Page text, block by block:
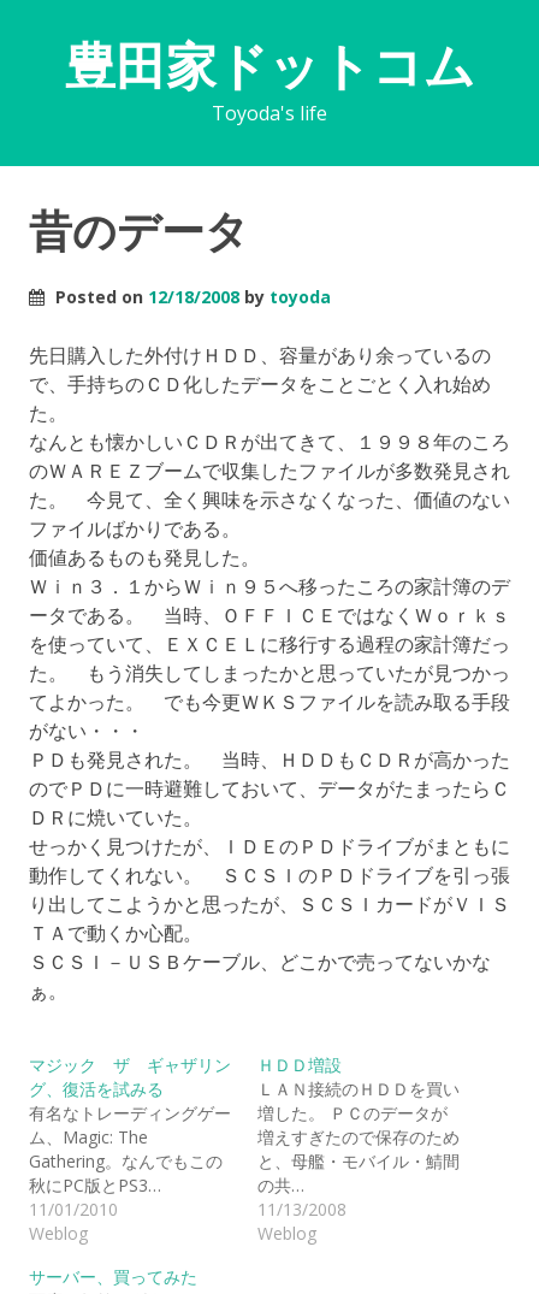
豊田家ドットコム
Toyoda's life
昔のデータ
Posted on 12/18/2008 by toyoda
先日購入した外付けＨＤＤ、容量があり余っているの
で、手持ちのＣＤ化したデータをことごとく入れ始め
た。
なんとも懐かしいＣＤＲが出てきて、１９９８年のころ
のＷＡＲＥＺブームで収集したファイルが多数発見され
た。 今見て、全く興味を示さなくなった、価値のない
ファイルばかりである。
価値あるものも発見した。
Ｗｉｎ３．１からＷｉｎ９５へ移ったころの家計簿のデ
ータである。 当時、ＯＦＦＩＣＥではなくＷｏｒｋｓ
を使っていて、ＥＸＣＥＬに移行する過程の家計簿だっ
た。 もう消失してしまったかと思っていたが見つかっ
てよかった。 でも今更ＷＫＳファイルを読み取る手段
がない・・・
ＰＤも発見された。 当時、ＨＤＤもＣＤＲが高かった
のでＰＤに一時避難しておいて、データがたまったらＣ
ＤＲに焼いていた。
せっかく見つけたが、ＩＤＥのＰＤドライブがまともに
動作してくれない。 ＳＣＳＩのＰＤドライブを引っ張
り出してこようかと思ったが、ＳＣＳＩカードがＶＩＳ
ＴＡで動くか心配。
ＳＣＳＩ－ＵＳＢケーブル、どこかで売ってないかな
ぁ。
マジック ザ ギャザリン
グ、復活を試みる
有名なトレーディングゲー
ム、Magic: The
Gathering。なんでもこの
秋にPC版とPS3…
11/01/2010
Weblog
ＨＤＤ増設
ＬＡＮ接続のＨＤＤを買い
増した。 ＰＣのデータが
増えすぎたので保存のため
と、母艦・モバイル・鯖間
の共…
11/13/2008
Weblog
サーバー、買ってみた